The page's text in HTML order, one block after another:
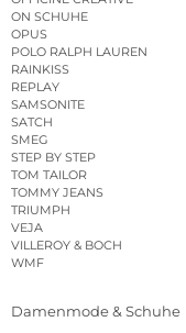
ON SCHUHE
OPUS
POLO RALPH LAUREN
RAINKISS
REPLAY
SAMSONITE
SATCH
SMEG
STEP BY STEP
TOM TAILOR
TOMMY JEANS
TRIUMPH
VEJA
VILLEROY & BOCH
WMF
Damenmode & Schuhe